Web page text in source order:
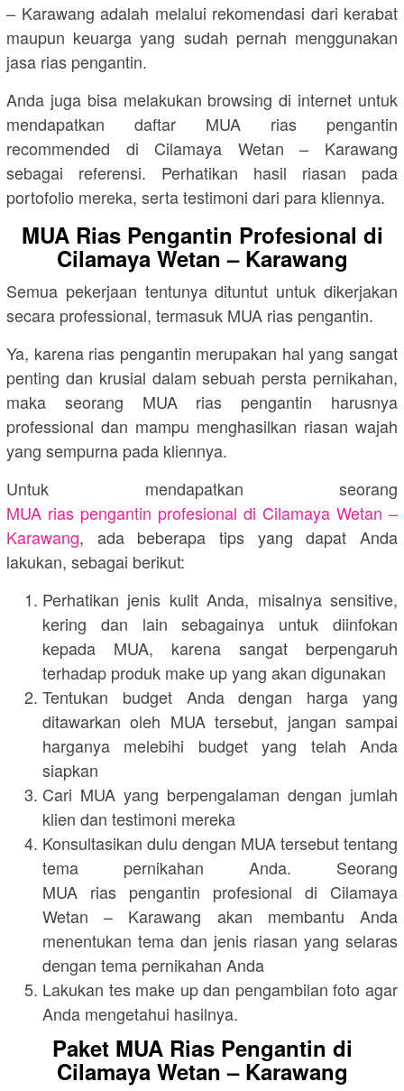
– Karawang adalah melalui rekomendasi dari kerabat
maupun keuarga yang sudah pernah menggunakan
jasa rias pengantin.
Anda juga bisa melakukan browsing di internet untuk
mendapatkan daftar MUA rias pengantin
recommended di Cilamaya Wetan – Karawang
sebagai referensi. Perhatikan hasil riasan pada
portofolio mereka, serta testimoni dari para kliennya.
MUA Rias Pengantin Profesional di
Cilamaya Wetan – Karawang
Semua pekerjaan tentunya dituntut untuk dikerjakan
secara professional, termasuk MUA rias pengantin.
Ya, karena rias pengantin merupakan hal yang sangat
penting dan krusial dalam sebuah persta pernikahan,
maka seorang MUA rias pengantin harusnya
professional dan mampu menghasilkan riasan wajah
yang sempurna pada kliennya.
Untuk mendapatkan seorang
MUA rias pengantin profesional di Cilamaya Wetan –
Karawang, ada beberapa tips yang dapat Anda
lakukan, sebagai berikut:
Perhatikan jenis kulit Anda, misalnya sensitive,
kering dan lain sebagainya untuk diinfokan
kepada MUA, karena sangat berpengaruh
terhadap produk make up yang akan digunakan
Tentukan budget Anda dengan harga yang
ditawarkan oleh MUA tersebut, jangan sampai
harganya melebihi budget yang telah Anda
siapkan
Cari MUA yang berpengalaman dengan jumlah
klien dan testimoni mereka
Konsultasikan dulu dengan MUA tersebut tentang
tema pernikahan Anda. Seorang
MUA rias pengantin profesional di Cilamaya
Wetan – Karawang akan membantu Anda
menentukan tema dan jenis riasan yang selaras
dengan tema pernikahan Anda
Lakukan tes make up dan pengambilan foto agar
Anda mengetahui hasilnya.
Paket MUA Rias Pengantin di
Cilamaya Wetan – Karawang